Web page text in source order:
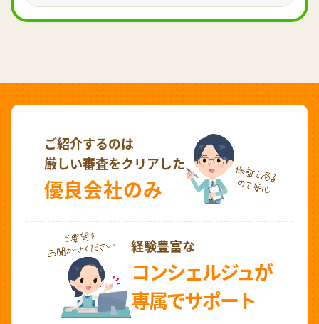
ご紹介するのは
厳しい審査をクリアした
優良会社のみ
経験豊富な
コンシェルジュが
専属でサポート